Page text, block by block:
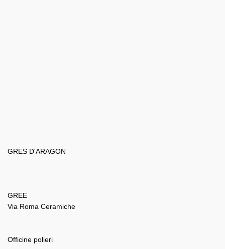
GRES D'ARAGON
GREE
Via Roma Ceramiche
Officine polieri